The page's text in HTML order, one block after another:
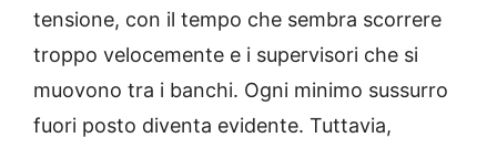
tensione, con il tempo che sembra scorrere
troppo velocemente e i supervisori che si
muovono tra i banchi. Ogni minimo sussurro
fuori posto diventa evidente. Tuttavia,